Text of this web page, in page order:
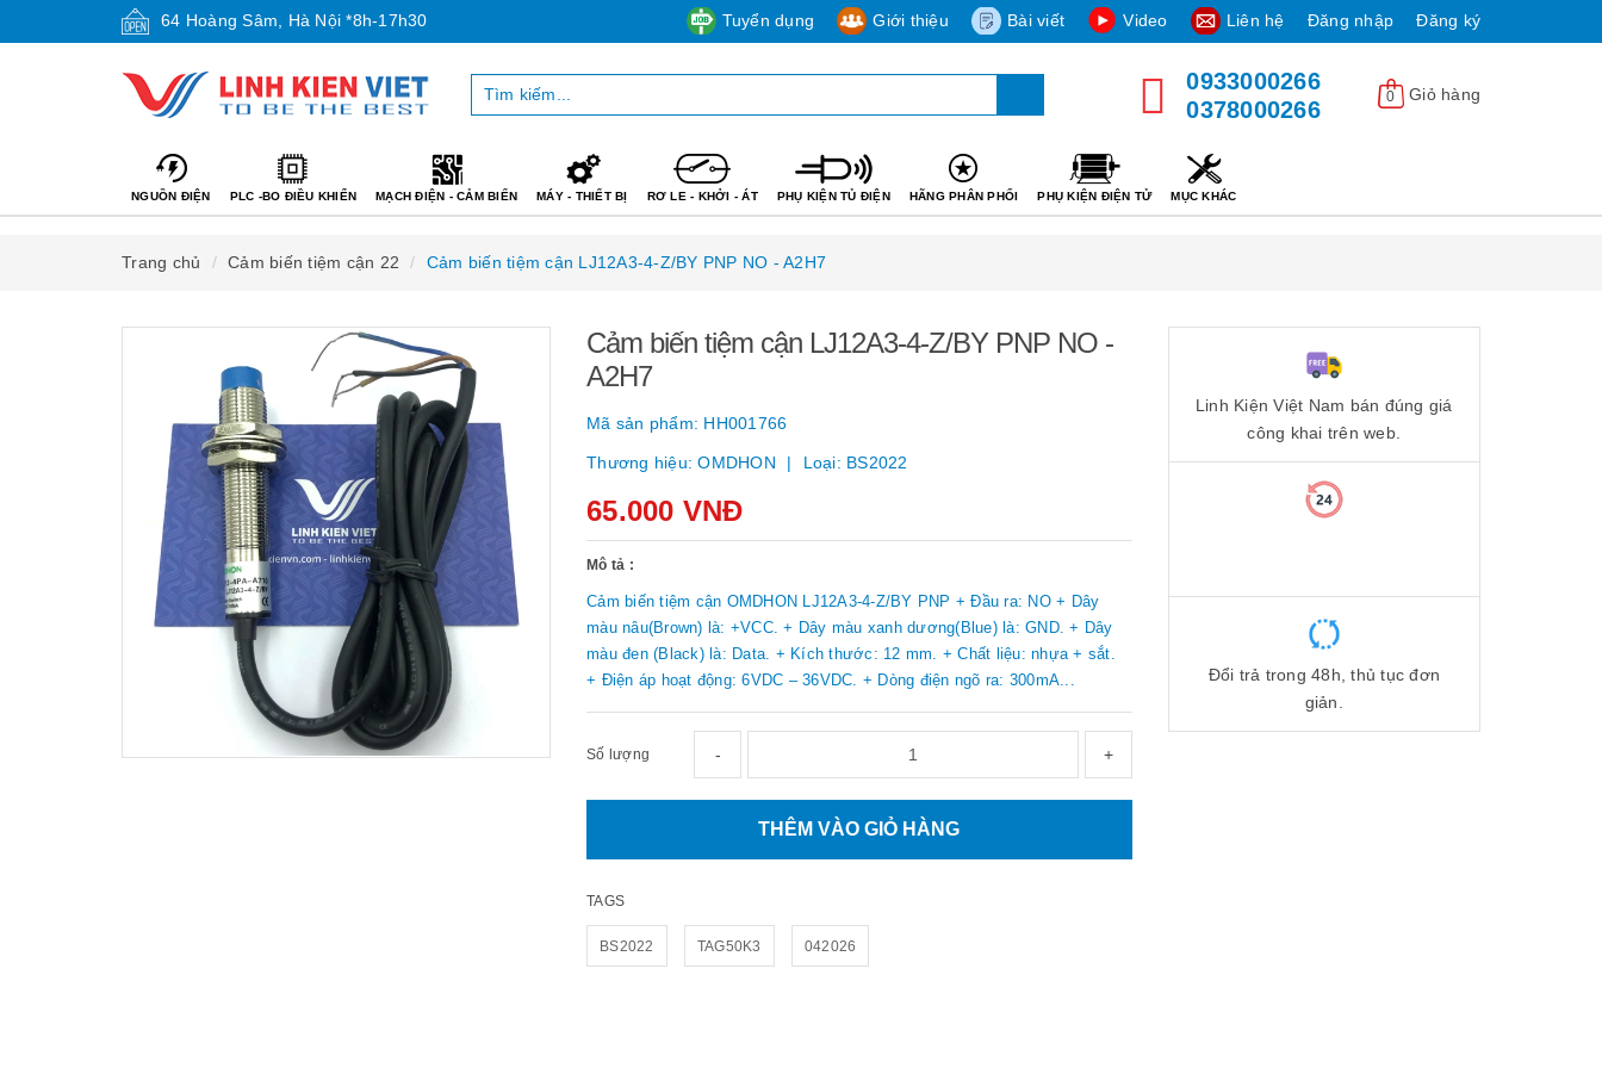
64 Hoàng Sâm, Hà Nội *8h-17h30 Tuyển dụng Giới thiệu Bài viết Video Liên hệ Đăng nhập Đăng ký
0933000266
0378000266
0 Giỏ hàng
NGUỒN ĐIỆN PLC -BO ĐIỀU KHIỂN MẠCH ĐIỆN - CẢM BIẾN MÁY - THIẾT BỊ RƠ LE - KHỞI - ÁT PHỤ KIỆN TỦ ĐIỆN HÃNG PHÂN PHỐI PHỤ KIỆN ĐIỆN TỬ MỤC KHÁC
Trang chủ Cảm biến tiệm cận 22 Cảm biến tiệm cận LJ12A3-4-Z/BY PNP NO - A2H7
Cảm biến tiệm cận LJ12A3-4-Z/BY PNP NO -
A2H7
Mã sản phẩm: HH001766
Thương hiệu:OMDHON Loại: BS2022
65.000 VNĐ
Mô tả :
Cảm biến tiệm cận OMDHON LJ12A3-4-Z/BY PNP + Đầu ra: NO + Dây
màu nâu(Brown) là: +VCC. + Dây màu xanh dương(Blue) là: GND. + Dây
màu đen (Black) là: Data. + Kích thước: 12 mm. + Chất liệu: nhựa + sắt.
+ Điện áp hoạt động: 6VDC – 36VDC. + Dòng điện ngõ ra: 300mA...
Số lượng - +
THÊM VÀO GIỎ HÀNG
TAGS
BS2022 TAG50K3 042026
Linh Kiện Việt Nam bán đúng giá
công khai trên web.
Đổi trả trong 48h, thủ tục đơn
giản.